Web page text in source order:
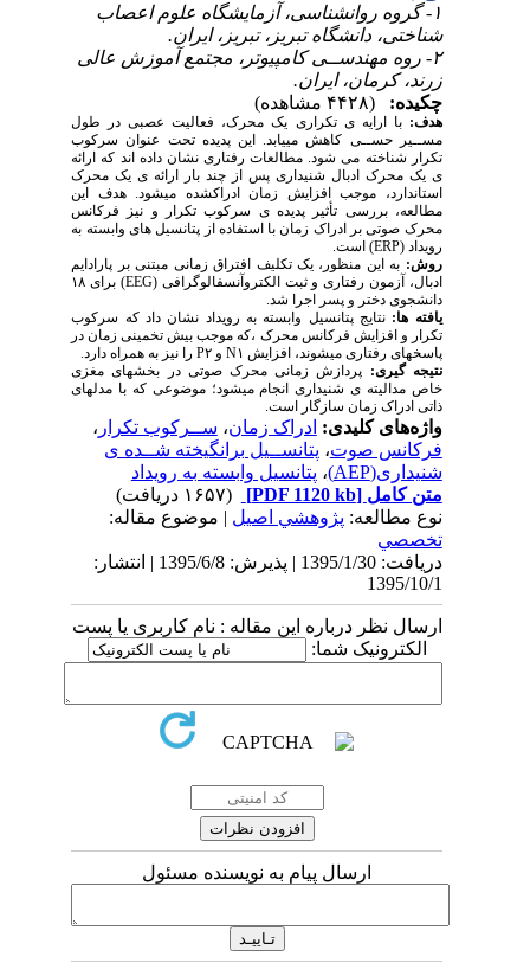
۱- گروه روانشناسی، آزمایشگاه علوم اعصاب
شناختی، دانشگاه تبریز، تبریز، ایران.
۲- روه مهندســی کامپیوتر، مجتمع آموزش عالی
زرند، کرمان، ایران.
چکیده:
هدف:با ارایه ی تکراری یک محرک، فعالیت عصبی در طول
مســیر حســی کاهش مییابد. این پدیده تحت عنوان سرکوب
تکرار شناخته می شود. مطالعات رفتاری نشان داده اند که ارائه
ی یک محرک ادبال شنیداری پس از چند بار ارائه ی یک محرک
استاندارد، موجب افزایش زمان ادراکشده میشود. هدف این
مطالعه، بررسی تأثیر پدیده ی سرکوب تکرار و نیز فرکانس
محرک صوتی بر ادراک زمان با استفاده از پتانسیل های وابسته به
رویداد (ERP) است.
روش: به این منظور، یک تکلیف افتراق زمانی مبتنی بر پارادایم
ادبال، آزمون رفتاری و ثبت الکتروآنسفالوگرافی (EEG) برای ۱۸
دانشجوی دختر و پسر اجرا شد.
یافته ها:نتایج پتانسیل وابسته به رویداد نشان داد که سرکوب
تکرار و افزایش فرکانس محرک ،که موجب بیش تخمینی زمان در
پاسخهای رفتاری میشوند، افزایش N۱ و P۲ را نیز به همراه دارد.
نتیجه گیری:پردازش زمانی محرک صوتی در بخشهای مغزی
خاص مدالیته ی شنیداری انجام میشود؛ موضوعی که با مدلهای
ذاتی ادراک زمان سازگار است.
واژه‌های کلیدی:ادراک زمان،ســرکوب تکرار ،
فرکانس صوت،پتانســیل برانگیخته شــده ی
شنیداری(AEP)
،پتانسیل وابسته به رویداد
متن کامل[PDF 1120 kb]
نوع مطالعه:پژوهشي اصیل| موضوع مقاله:
تخصصي
دریافت: 1395/1/30 | پذیرش: 1395/6/8 | انتشار:
1395/10/1
ارسال نظر درباره این مقاله : نام کاربری یا پست
الکترونیک شما:
ارسال پیام به نویسنده مسئول